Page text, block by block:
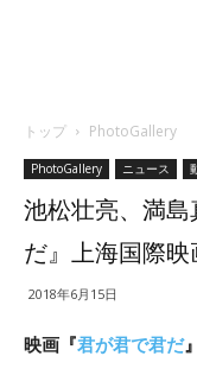
トップ PhotoGallery
PhotoGallery ニュース
池松壮亮、満
だ』上海国際映
2018年6月15日
映画『君が君で君だ